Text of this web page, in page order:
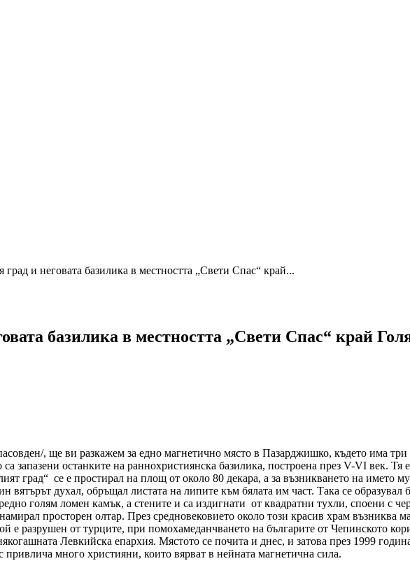
град и неговата базилика в местността „Свети Спас“ край...
базилика в местността „Свети Спас“ край
, ще ви разкажем за едно магнетично място в Пазарджишко, където има
запазени останките на раннохристиянска базилика, построена през V-VІ век.
град“ се е простирал на площ от около 80 декара, а за възникването на името
вятърът духал, обръщал листата на липите към бялата им част. Така се
голям ломен камък, а стените и са издигнати от квадратни тухли, споени с
просторен олтар. През средновековието около този красив храм възниква
разрушен от турците, при помохамеданчването на българите от Чепинското
Левкийска епархия. Мястото се почита и днес, и затова през 1999
много християни, които вярват в нейната магнетична сила.